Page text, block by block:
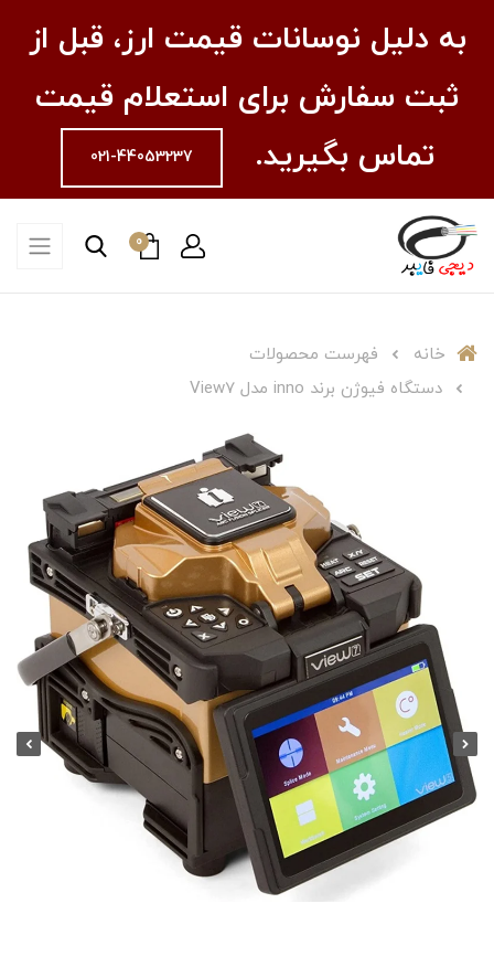
به دلیل نوسانات قیمت ارز، قبل از
ثبت سفارش برای استعلام قیمت
تماس بگیرید.
021-44053237
0
خانه
فهرست محصولات
دستگاه فیوژن برند inno مدل View7